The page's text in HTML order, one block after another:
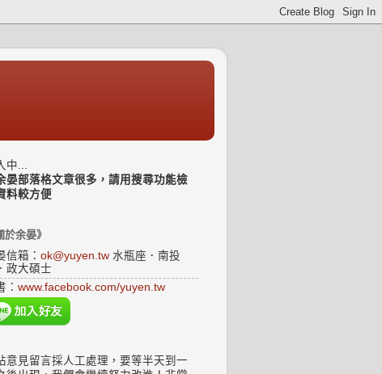
中...
晏部落格文章很多，請用搜尋功能檢
料較方便
於余晏》
信箱： ok@yuyen.tw 水瓶座．南投
政大碩士
： www.facebook.com/yuyen.tw
意見留言採人工處理，要等半天到一